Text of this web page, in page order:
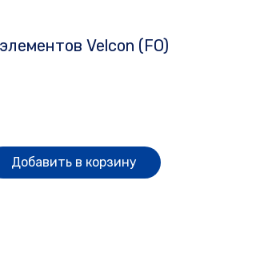
Velcon (FO)
Добавить в корзину